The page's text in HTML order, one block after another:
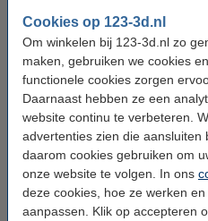
Cookies op 123-3d.nl
Om winkelen bij 123-3d.nl zo
maken, gebruiken we cookies
functionele cookies zorgen
Daarnaast hebben ze een
website continu te verbeteren.
advertenties zien die aansluiten
daarom cookies gebruiken om
onze website te volgen. In ons
deze cookies, hoe ze werken
aanpassen. Klik op accepteren
Merk: Modifi3D
Voltage: 24 V
Max. gebr. temp.: + 450 °C
kabellengte: 150 cm
Vermogen: 30 W
Extra info: uw oude